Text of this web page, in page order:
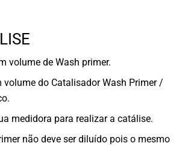
volume de Wash primer.
volume do Catalisador Wash Primer /
medidora para realizar a catálise.
não deve ser diluído pois o mesmo